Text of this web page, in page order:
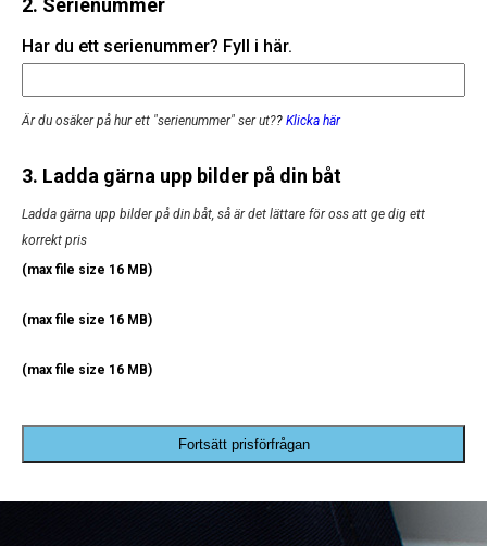
Har du ett serienummer? Fyll i här.
Är du osäker på hur ett "serienummer" ser ut?? Klicka här
3. Ladda gärna upp bilder på din båt
Ladda gärna upp bilder på din båt, så är det lättare för oss att ge dig ett
korrekt pris
(max file size 16 MB)
(max file size 16 MB)
(max file size 16 MB)
Fortsätt prisförfrågan